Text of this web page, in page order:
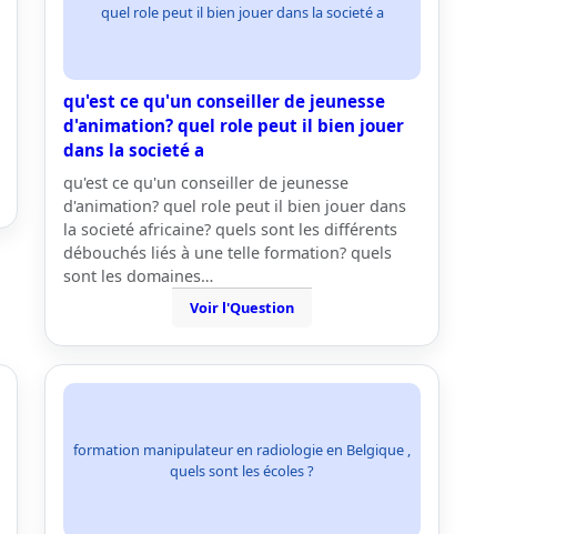
quel role peut il bien jouer dans la societé a
qu'est ce qu'un conseiller de jeunesse
d'animation? quel role peut il bien jouer
dans la societé a
qu'est ce qu'un conseiller de jeunesse
d'animation? quel role peut il bien jouer dans
la societé africaine? quels sont les différents
débouchés liés à une telle formation? quels
sont les domaines…
Voir l'Question
formation manipulateur en radiologie en Belgique ,
quels sont les écoles ?